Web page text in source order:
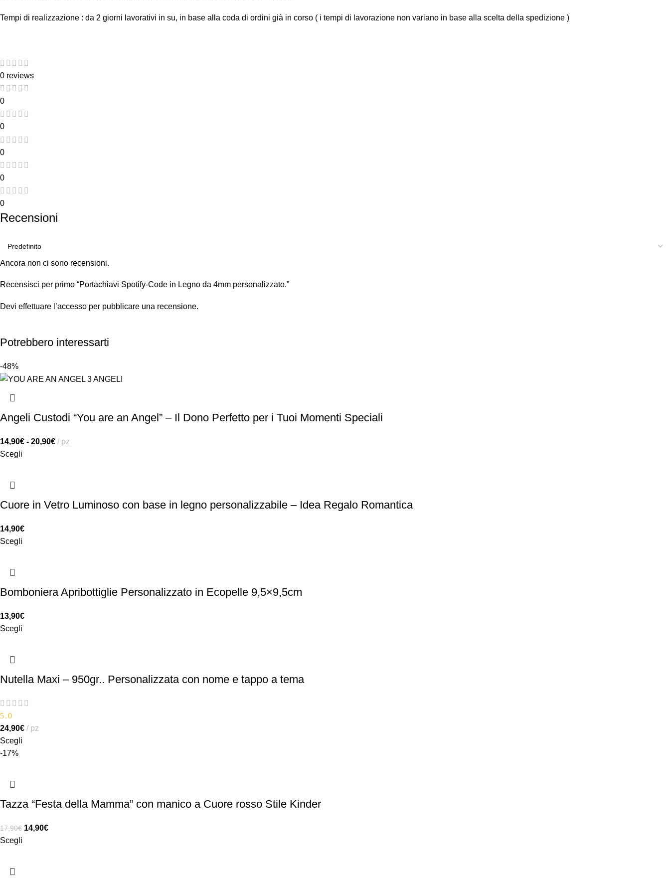
Tempi di realizzazione : da 2 giorni lavorativi in su, in base alla coda di ordini già in corso ( i tempi di lavorazione non variano in base alla scelta della spedizione )
0 reviews
0
0
0
0
0
Recensioni
Ancora non ci sono recensioni.
Recensisci per primo “Portachiavi Spotify-Code in Legno da 4mm personalizzato.”
Devi effettuare l’accesso per pubblicare una recensione.
Potrebbero interessarti
-48%
Angeli Custodi “You are an Angel” – Il Dono Perfetto per i Tuoi Momenti Speciali
14,90€ - 20,90€
pz
Scegli
Cuore in Vetro Luminoso con base in legno personalizzabile – Idea Regalo Romantica
14,90€
Scegli
Bomboniera Apribottiglie Personalizzato in Ecopelle 9,5×9,5cm
13,90€
Scegli
Nutella Maxi – 950gr.. Personalizzata con nome e tappo a tema
5.0
24,90€
pz
Scegli
-17%
Tazza “Festa della Mamma” con manico a Cuore rosso Stile Kinder
17,90€ 14,90€
Scegli